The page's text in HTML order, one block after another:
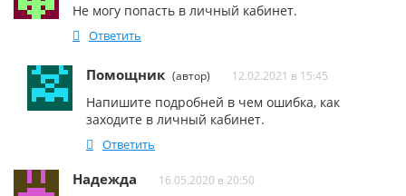
Не могу попасть в личный кабинет.
Ответить
Помощник (автор) 12.02.2021 в 15:45
Напишите подробней в чем ошибка, как
заходите в личный кабинет.
Ответить
Надежда 16.05.2020 в 20:50